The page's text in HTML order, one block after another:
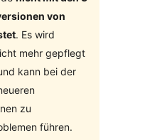
von
. Es wird
mehr gepflegt
kann bei der
zu
führen.